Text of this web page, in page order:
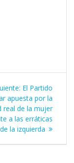
Siguiente
entrada:
El Partido
apuesta por la
real de la mujer
a las erráticas
la izquierda